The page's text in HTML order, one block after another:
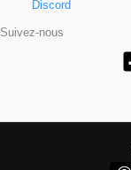
Discord
Suivez-nous